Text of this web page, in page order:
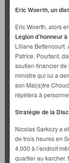
Eric Woerth, un
Eric Woerth, alors
Légion d’honneurà
Liliane Bettencourt.
Patrice. Pourtant,
soutien financier de
ministre qui lui a
son Mai(s)tre
répètera à
Stratégie de la
Nicolas Sarkozy a
de trois heures en
4.000 à l’endroit
quartier au karcher.